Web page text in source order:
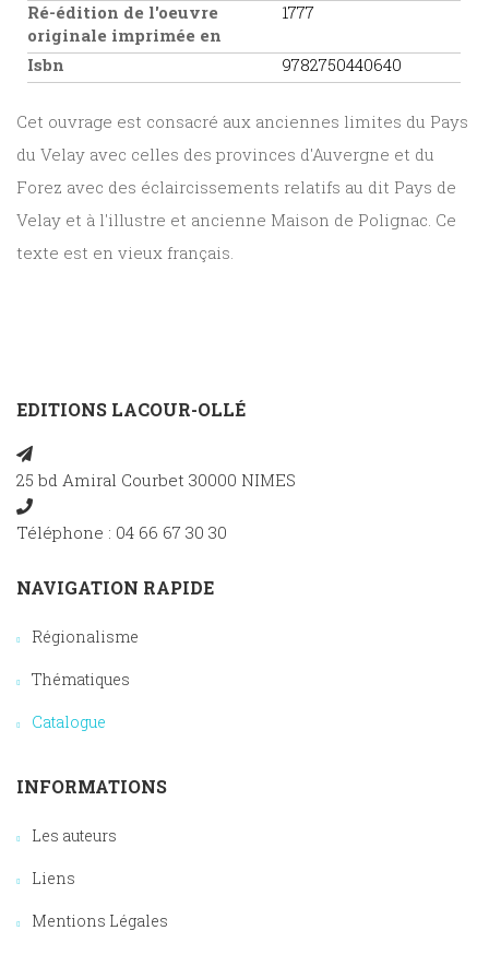
Ré-édition de l'oeuvre
originale imprimée en
1777
Isbn 9782750440640
Cet ouvrage est consacré aux anciennes limites du Pays
du Velay avec celles des provinces d'Auvergne et du
Forez avec des éclaircissements relatifs au dit Pays de
Velay et à l'illustre et ancienne Maison de Polignac. Ce
texte est en vieux français.
EDITIONS LACOUR-OLLÉ
25 bd Amiral Courbet 30000 NIMES
Téléphone : 04 66 67 30 30
NAVIGATION RAPIDE
Régionalisme
Thématiques
Catalogue
INFORMATIONS
Les auteurs
Liens
Mentions Légales